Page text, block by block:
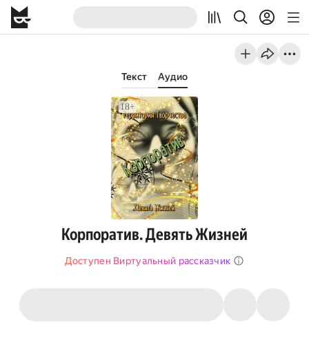
Текст Аудио
Корпоратив. Девять Жизней
Доступен Виртуальный рассказчик